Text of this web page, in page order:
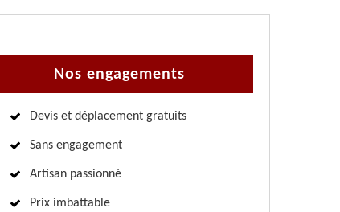
Nos engagements
Devis et déplacement gratuits
Sans engagement
Artisan passionné
Prix imbattable